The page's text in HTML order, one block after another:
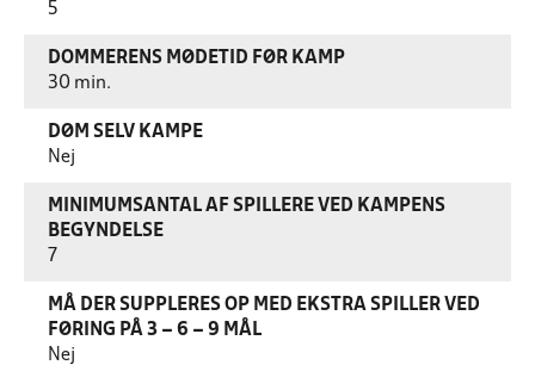
5
DOMMERENS MØDETID FØR KAMP
30 min.
DØM SELV KAMPE
Nej
MINIMUMSANTAL AF SPILLERE VED KAMPENS
BEGYNDELSE
7
MÅ DER SUPPLERES OP MED EKSTRA SPILLER VED
FØRING PÅ 3 – 6 – 9 MÅL
Nej